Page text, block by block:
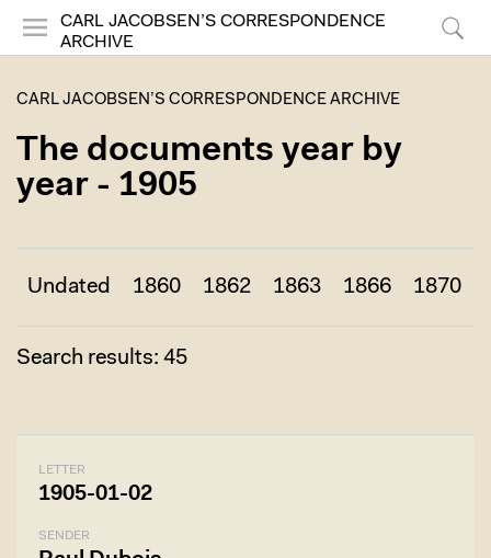
CARL JACOBSEN’S CORRESPONDENCE
ARCHIVE
CARL JACOBSEN’S CORRESPONDENCE ARCHIVE
The documents year by
year - 1905
Undated 1860 1862 1863 1866 1870
Search results: 45
LETTER
1905-01-02
SENDER